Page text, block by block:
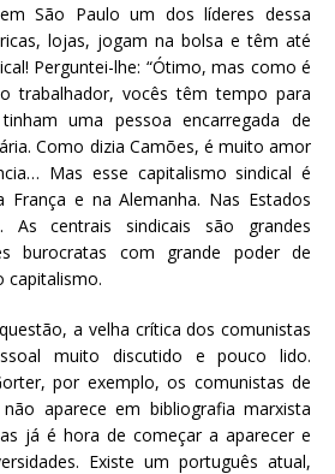
São Paulo um dos líderes dessa
lojas, jogam na bolsa e têm até
Perguntei-lhe: “Ótimo, mas como é
trabalhador, vocês têm tempo para
uma pessoa encarregada de
Como dizia Camões, é muito amor
Mas esse capitalismo sindical é
França e na Alemanha. Nas Estados
centrais sindicais são grandes
burocratas com grande poder de
capitalismo.
a velha crítica dos comunistas
muito discutido e pouco lido.
por exemplo, os comunistas de
aparece em bibliografia marxista
já é hora de começar a aparecer e
Existe um português atual,